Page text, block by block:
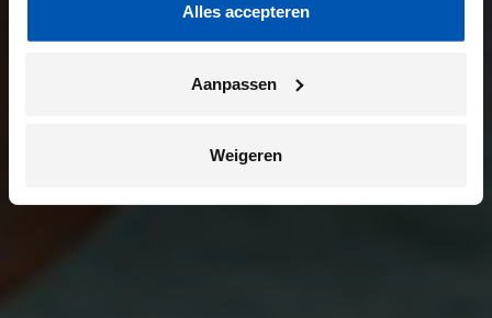
Alles accepteren
Aanpassen
Weigeren